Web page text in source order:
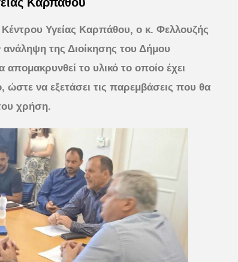
Υγείας Καρπάθου, ο κ. Φελλουζής
της Διοίκησης του Δήμου
το υλικό το οποίο έχει
να εξετάσει τις παρεμβάσεις που θα
χρήση.